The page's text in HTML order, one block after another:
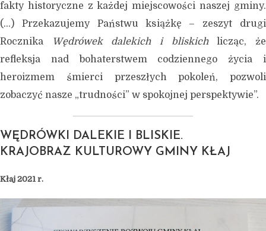
fakty historyczne z każdej miejscowości naszej gminy.
(…) Przekazujemy Państwu książkę – zeszyt drugi
Rocznika
Wędrówek dalekich i bliskichlicząc, że
refleksja nad bohaterstwem codziennego życia i
heroizmem śmierci przeszłych pokoleń, pozwoli
zobaczyć nasze „trudności” w spokojnej perspektywie”.
WĘDRÓWKI DALEKIE I BLISKIE.
KRAJOBRAZ KULTUROWY GMINY KŁAJ
Kłaj 2021 r.